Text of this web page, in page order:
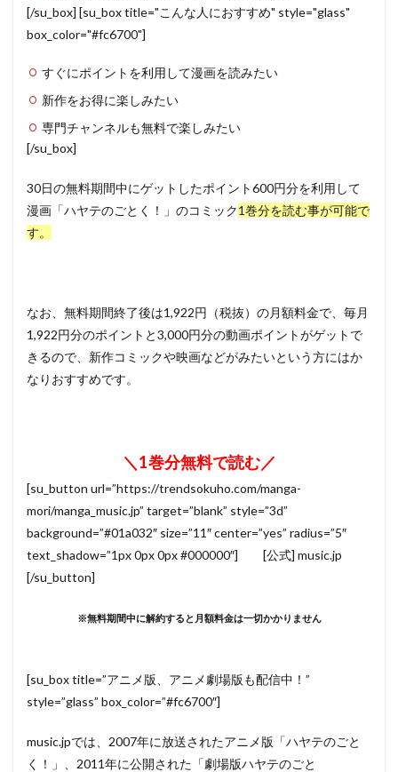
[/su_box] [su_box title="こんな人におすすめ" style="glass"
box_color="#fc6700"]
すぐにポイントを利用して漫画を読みたい
新作をお得に楽しみたい
専門チャンネルも無料で楽しみたい
[/su_box]
30日の無料期間中にゲットしたポイント600円分を利用して
漫画「ハヤテのごとく！」のコミック1巻分を読む事が可能で
す。
なお、無料期間終了後は1,922円（税抜）の月額料金で、毎月
1,922円分のポイントと3,000円分の動画ポイントがゲットで
きるので、新作コミックや映画などがみたいという方にはか
なりおすすめです。
＼1巻分無料で読む／
[su_button url=”https://trendsokuho.com/manga-
mori/manga_music.jp” target=”blank” style=”3d”
background=”#01a032″ size=”11″ center=”yes” radius=”5″
text_shadow=”1px 0px 0px #000000″] [公式] music.jp
[/su_button]
※無料期間中に解約すると月額料金は一切かかりません
[su_box title=”アニメ版、アニメ劇場版も配信中！”
style=”glass” box_color=”#fc6700″]
music.jpでは、2007年に放送されたアニメ版「ハヤテのごと
く！」、2011年に公開された「劇場版ハヤテのごと